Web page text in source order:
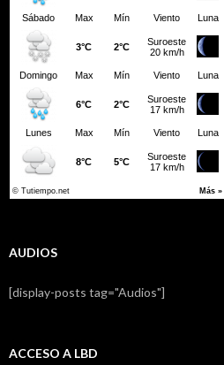
AUDIOS
[display-posts tag="Audios"]
ACCESO A LBD